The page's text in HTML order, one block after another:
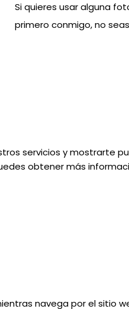
Si quieres usar alguna
primero conmigo, no
servicios y mostrarte
obtener más
navega por el sitio